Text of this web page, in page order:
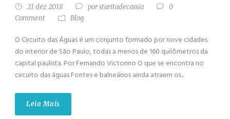
21 dez 2018 porstaritadecassia
0
Comment
Blog
O Circuito das Águas é um conjunto formado por nove cidades
do interior de São Paulo, todas a menos de 160 quilômetros da
capital paulista. Por Fernando Victorino O que se encontra no
circuito das águas Fontes e balneários ainda atraem os...
Leia Mais